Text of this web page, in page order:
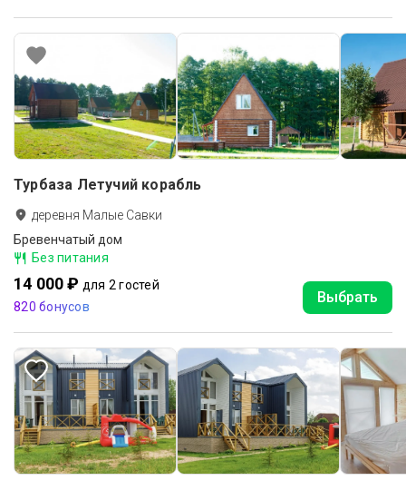
Турбаза Летучий корабль
деревня Малые Савки
Бревенчатый дом
Без питания
14 000 ₽ для 2 гостей
820 бонусов
Выбрать